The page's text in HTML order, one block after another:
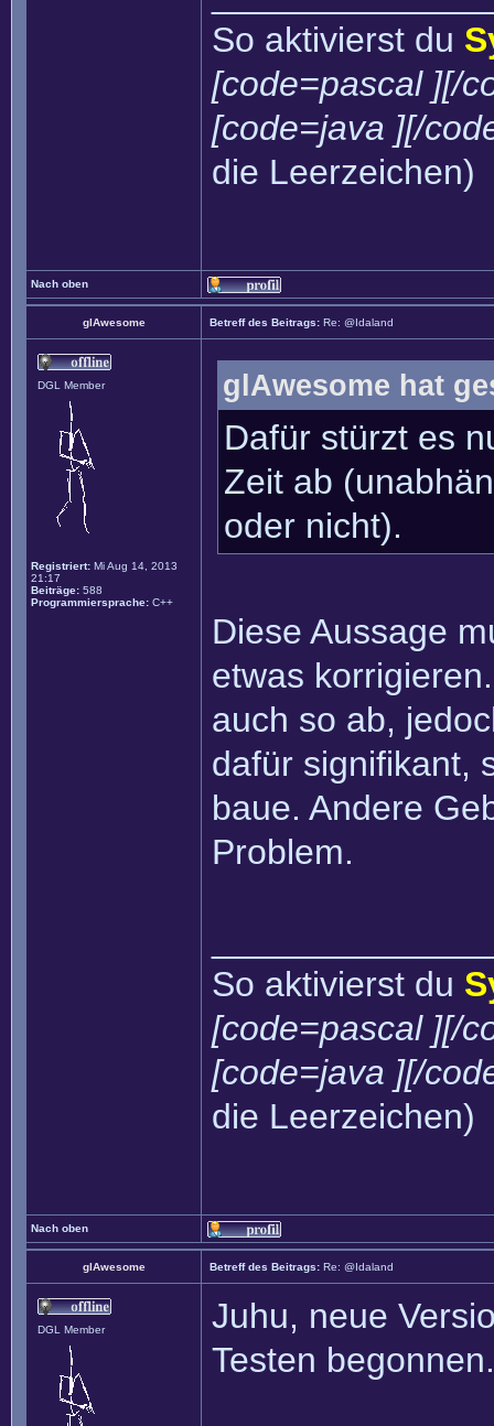
So aktivierst du
[code=pascal ][/
[code=java ][/
die Leerzeichen)
Nach oben
glAwesome Betreff des Beitrags: Re: @Idaland
DGL Member
Registriert: Mi Aug 14, 2013
21:17
Beiträge: 588
Programmiersprache: C++
glAwesome hat
Dafür stürzt es
Zeit ab
oder nicht).
Diese Aussage
etwas
auch so ab,
dafür signifikant,
baue. Andere
Problem.
So aktivierst du
[code=pascal ][/
[code=java ][/
die Leerzeichen)
Nach oben
glAwesome Betreff des Beitrags: Re: @Idaland
DGL Member
Juhu, neue
Testen begonnen.